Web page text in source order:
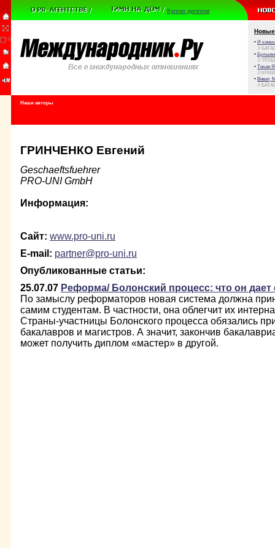
Куплю диплом
Новые
• И
//
•
//
• Тихая
//
• Виват,
//
Наши авторы
ГРИНЧЕНКО Евгений
Geschaeftsfuehrer
PRO-UNI GmbH
Информация:
Сайт: www.pro-uni.ru
E-mail: partner@pro-uni.ru
Опубликованные статьи:
25.07.07 Реформа/ Болонский процесс: что он дает
По замыслу реформаторов новая система должна
самим студентам. В частности, она облегчит их
Страны-участницы Болонского процесса обязались
бакалавров и магистров. А значит, закончив
может получить диплом «мастер» в другой.